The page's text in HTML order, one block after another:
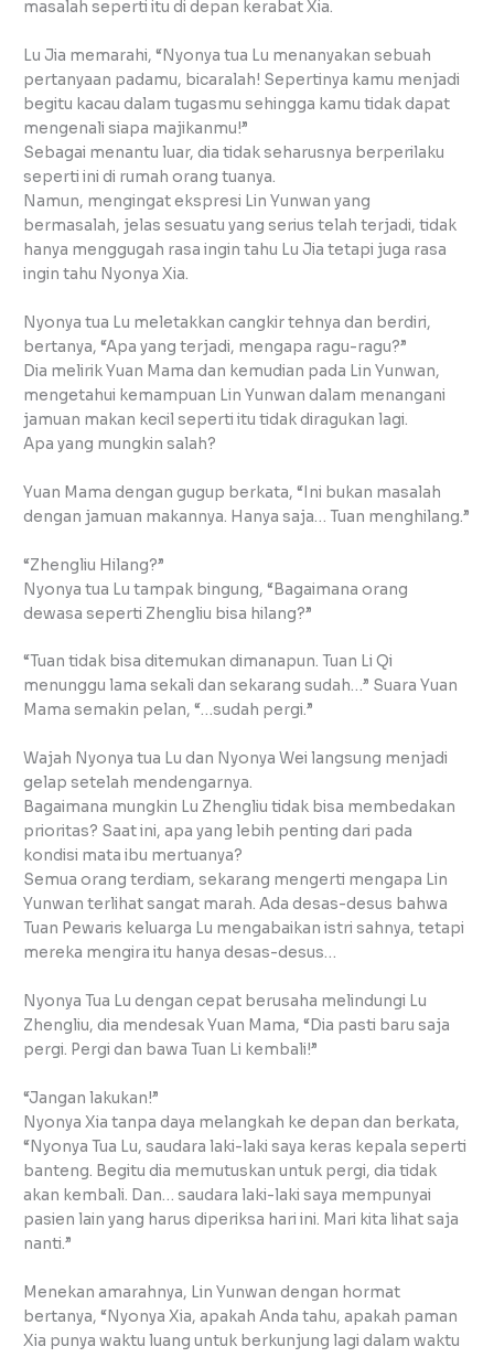
masalah seperti itu di depan kerabat Xia.
Lu Jia memarahi, “Nyonya tua Lu menanyakan sebuah
pertanyaan padamu, bicaralah! Sepertinya kamu menjadi
begitu kacau dalam tugasmu sehingga kamu tidak dapat
mengenali siapa majikanmu!”
Sebagai menantu luar, dia tidak seharusnya berperilaku
seperti ini di rumah orang tuanya.
Namun, mengingat ekspresi Lin Yunwan yang
bermasalah, jelas sesuatu yang serius telah terjadi, tidak
hanya menggugah rasa ingin tahu Lu Jia tetapi juga rasa
ingin tahu Nyonya Xia.
Nyonya tua Lu meletakkan cangkir tehnya dan berdiri,
bertanya, “Apa yang terjadi, mengapa ragu-ragu?”
Dia melirik Yuan Mama dan kemudian pada Lin Yunwan,
mengetahui kemampuan Lin Yunwan dalam menangani
jamuan makan kecil seperti itu tidak diragukan lagi.
Apa yang mungkin salah?
Yuan Mama dengan gugup berkata, “Ini bukan masalah
dengan jamuan makannya. Hanya saja… Tuan menghilang.”
“Zhengliu Hilang?”
Nyonya tua Lu tampak bingung, “Bagaimana orang
dewasa seperti Zhengliu bisa hilang?”
“Tuan tidak bisa ditemukan dimanapun. Tuan Li Qi
menunggu lama sekali dan sekarang sudah…” Suara Yuan
Mama semakin pelan, “…sudah pergi.”
Wajah Nyonya tua Lu dan Nyonya Wei langsung menjadi
gelap setelah mendengarnya.
Bagaimana mungkin Lu Zhengliu tidak bisa membedakan
prioritas? Saat ini, apa yang lebih penting dari pada
kondisi mata ibu mertuanya?
Semua orang terdiam, sekarang mengerti mengapa Lin
Yunwan terlihat sangat marah. Ada desas-desus bahwa
Tuan Pewaris keluarga Lu mengabaikan istri sahnya, tetapi
mereka mengira itu hanya desas-desus…
Nyonya Tua Lu dengan cepat berusaha melindungi Lu
Zhengliu, dia mendesak Yuan Mama, “Dia pasti baru saja
pergi. Pergi dan bawa Tuan Li kembali!”
“Jangan lakukan!”
Nyonya Xia tanpa daya melangkah ke depan dan berkata,
“Nyonya Tua Lu, saudara laki-laki saya keras kepala seperti
banteng. Begitu dia memutuskan untuk pergi, dia tidak
akan kembali. Dan… saudara laki-laki saya mempunyai
pasien lain yang harus diperiksa hari ini. Mari kita lihat saja
nanti.”
Menekan amarahnya, Lin Yunwan dengan hormat
bertanya, “Nyonya Xia, apakah Anda tahu, apakah paman
Xia punya waktu luang untuk berkunjung lagi dalam waktu